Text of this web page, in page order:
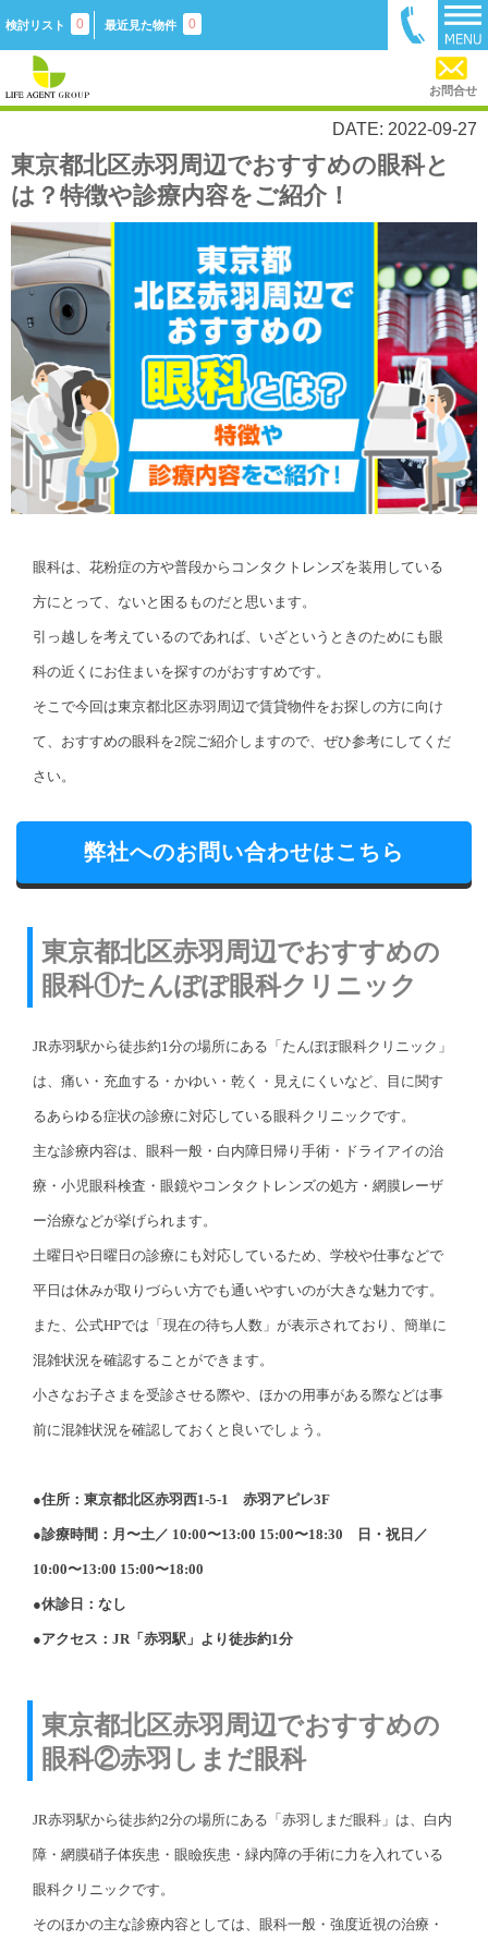
検討リスト 0 最近見た物件 0
お問合せ
DATE: 2022-09-27
東京都北区赤羽周辺でおすすめの眼科と
は？特徴や診療内容をご紹介！
眼科は、花粉症の方や普段からコンタクトレンズを装用している
方にとって、ないと困るものだと思います。
引っ越しを考えているのであれば、いざというときのためにも眼
科の近くにお住まいを探すのがおすすめです。
そこで今回は東京都北区赤羽周辺で賃貸物件をお探しの方に向け
て、おすすめの眼科を2院ご紹介しますので、ぜひ参考にしてくだ
さい。
弊社へのお問い合わせはこちら
東京都北区赤羽周辺でおすすめの
眼科①たんぽぽ眼科クリニック
JR赤羽駅から徒歩約1分の場所にある「たんぽぽ眼科クリニック」
は、痛い・充血する・かゆい・乾く・見えにくいなど、目に関す
るあらゆる症状の診療に対応している眼科クリニックです。
主な診療内容は、眼科一般・白内障日帰り手術・ドライアイの治
療・小児眼科検査・眼鏡やコンタクトレンズの処方・網膜レーザ
ー治療などが挙げられます。
土曜日や日曜日の診療にも対応しているため、学校や仕事などで
平日は休みが取りづらい方でも通いやすいのが大きな魅力です。
また、公式HPでは「現在の待ち人数」が表示されており、簡単に
混雑状況を確認することができます。
小さなお子さまを受診させる際や、ほかの用事がある際などは事
前に混雑状況を確認しておくと良いでしょう。
●住所：東京都北区赤羽西1-5-1 赤羽アピレ3F
●診療時間：月〜土／ 10:00〜13:00 15:00〜18:30 日・祝日／
10:00〜13:00 15:00〜18:00
●休診日：なし
●アクセス：JR「赤羽駅」より徒歩約1分
東京都北区赤羽周辺でおすすめの
眼科②赤羽しまだ眼科
JR赤羽駅から徒歩約2分の場所にある「赤羽しまだ眼科」は、白内
障・網膜硝子体疾患・眼瞼疾患・緑内障の手術に力を入れている
眼科クリニックです。
そのほかの主な診療内容としては、眼科一般・強度近視の治療・